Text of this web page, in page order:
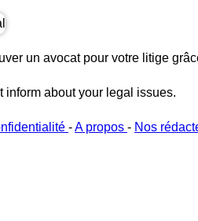
un avocat pour votre litige
inform about your legal issues.
-A propos - Nos